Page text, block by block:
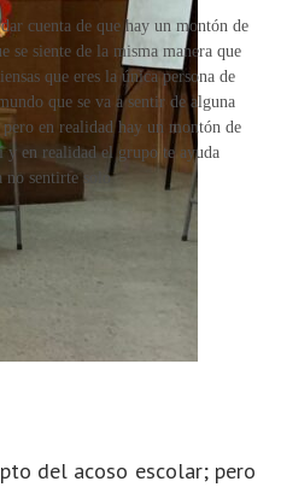
del acoso escolar; pero
cuenta de que hay un montón de
se siente de la misma manera que
que eres la única persona de
que se va a sentir de alguna
pero en realidad hay un montón de
y en realidad el grupo te ayuda
no sentirte solo